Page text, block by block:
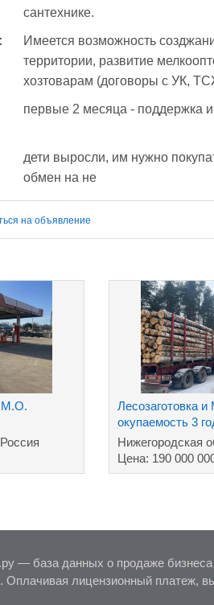
сантехнике.
Имеется возможность
территории, развитие
хозтоварам (договоры с УК,
первые 2 месяца - поддержка
дети выросли, им нужно
обмен на не
на объявление
М.О.
Лесозаготовка
окупаемость 3
Нижегородская
Цена: 190 000
— база данных о продаже
. Оплачивая лицензионный платеж,